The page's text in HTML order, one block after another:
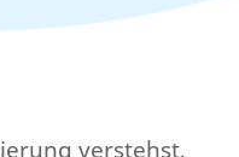
verstehst,